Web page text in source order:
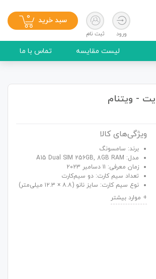
ورود ثبت نام
سبد خرید 0
لیست مقایسه تماس با ما
ویژگی‌های کالا
برند: سامسونگ
مدل: A15 Dual SIM 256GB, 8GB RAM
زمان معرفی: ۱۱ دسامبر ۲۰۲۳
تعداد سیم کارت: دو سیم‌کارت
نوع سیم کارت: سایز نانو (۸.۸ × ۱۲.۳ میلی‌متر)